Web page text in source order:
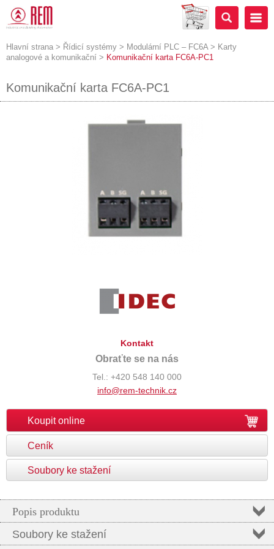
Hlavní strana > Řídicí systémy > Modulární PLC – FC6A> Karty
analogové a komunikační > Komunikační karta FC6A-PC1
Komunikační karta FC6A-PC1
Kontakt
Obraťte se na nás
Tel.: +420 548 140 000
info@rem-technik.cz
Koupit online
Ceník
Soubory ke stažení
Popis produktu
Soubory ke stažení